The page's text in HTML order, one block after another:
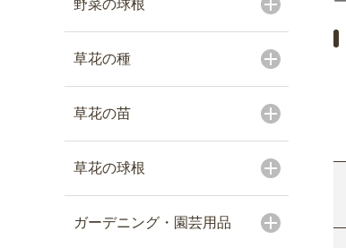
野菜の球根
草花の種
草花の苗
草花の球根
ガーデニング・園芸用品